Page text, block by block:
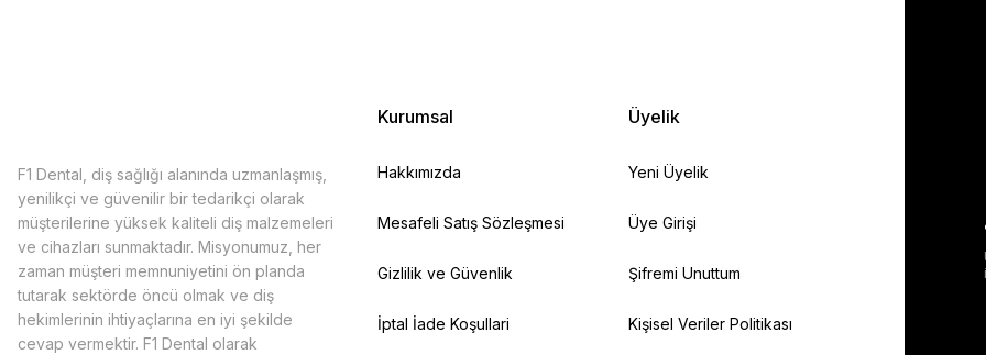
F1 Dental, diş sağlığı alanında uzmanlaşmış,
yenilikçi ve güvenilir bir tedarikçi olarak
müşterilerine yüksek kaliteli diş malzemeleri
ve cihazları sunmaktadır. Misyonumuz, her
zaman müşteri memnuniyetini ön planda
tutarak sektörde öncü olmak ve diş
hekimlerinin ihtiyaçlarına en iyi şekilde
cevap vermektir. F1 Dental olarak
Kurumsal
Hakkımızda
Mesafeli Satış Sözleşmesi
Gizlilik ve Güvenlik
İptal İade Koşullari
Üyelik
Yeni Üyelik
Üye Girişi
Şifremi Unuttum
Kişisel Veriler Politikası